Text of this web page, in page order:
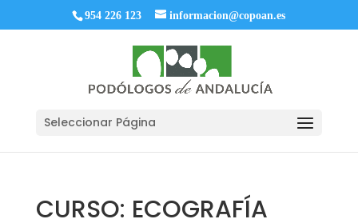
954 226 123 informacion@copoan.es
Seleccionar Página
CURSO: ECOGRAFÍA